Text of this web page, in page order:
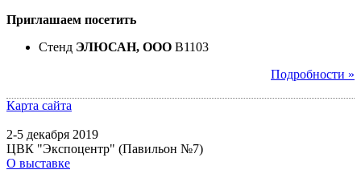
Приглашаем посетить
Стенд ЭЛЮСАН, ООО B1103
Подробности »
Карта сайта
2-5 декабря 2019
ЦВК "Экспоцентр" (Павильон №7)
О выставке